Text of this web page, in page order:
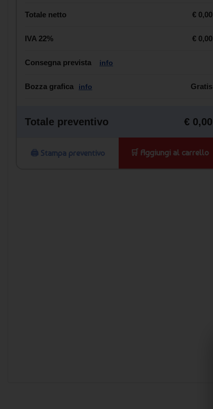
Totale netto € 0,00
IVA 22% € 0,00
Consegna prevista info
Bozza grafica info Gratis
Totale preventivo € 0,00
🖨️ Stampa preventivo 🛒 Aggiungi al carrello